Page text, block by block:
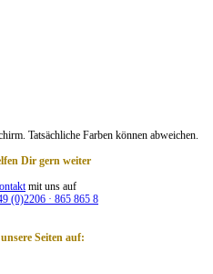
Tatsächliche Farben können abweichen.
Dir gern weiter
mit uns auf
(0)2206 · 865 865 8
Seiten auf: